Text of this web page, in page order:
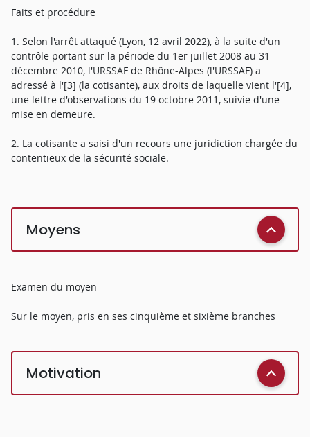
Faits et procédure
1. Selon l'arrêt attaqué (Lyon, 12 avril 2022), à la suite d'un
contrôle portant sur la période du 1er juillet 2008 au 31
décembre 2010, l'URSSAF de Rhône-Alpes (l'URSSAF) a
adressé à l'[3] (la cotisante), aux droits de laquelle vient l'[4],
une lettre d'observations du 19 octobre 2011, suivie d'une
mise en demeure.
2. La cotisante a saisi d'un recours une juridiction chargée du
contentieux de la sécurité sociale.
Moyens
Examen du moyen
Sur le moyen, pris en ses cinquième et sixième branches
Motivation